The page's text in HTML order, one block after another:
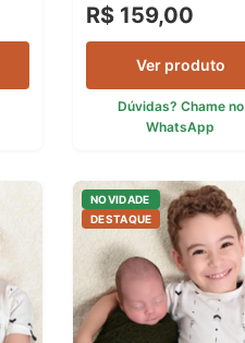
R$ 159,00
Ver produto
Dúvidas? Chame no
WhatsApp
NOVIDADE
DESTAQUE